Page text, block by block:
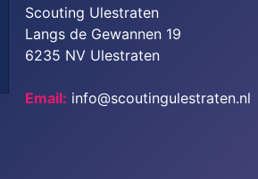
Scouting Ulestraten
Langs de Gewannen 19
6235 NV Ulestraten
Email: info@scoutingulestraten.nl